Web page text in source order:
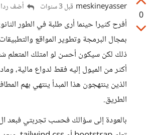
0
meskineyasser قبل 3 سنوات أضف ردا
أفرح كثيرا حينما أرى طلبة في الطور
بمجال البرمجة وتطوير المواقع
ذلك لكن سيكون أحسن لو امتلك المتعلم
أكثر من الميول إليه فقط لدواع مالية،
الذين ينتهجون هذا المبدأ ينتهي بهم
الطريق.